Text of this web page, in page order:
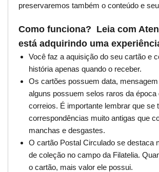
preservaremos também o conteúdo e
Como funciona? Leia com
está adquirindo uma
Você faz a aquisição do seu cartão e
história apenas quando o receber.
Os cartões possuem data,
alguns possuem selos raros da época
correios. É importante lembrar que se
correspondências muito antigas que
manchas e desgastes.
O cartão Postal Circulado se destaca
de coleção no campo da Filatelia.
o cartão, mais valor ele possui.